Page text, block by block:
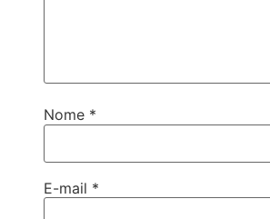
Nome *
E-mail *